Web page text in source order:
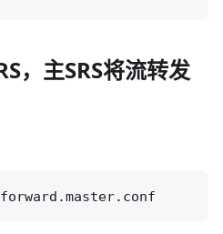
，主SRS将流转发